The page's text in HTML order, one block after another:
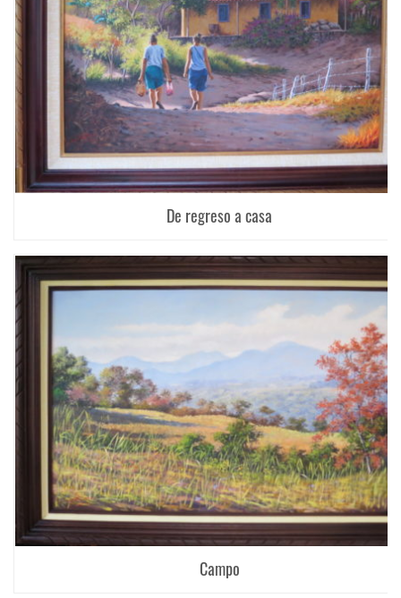
De regreso a casa
Campo